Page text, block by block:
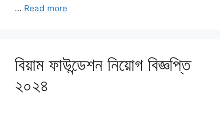
… Read more
বিয়াম ফাউন্ডেশন নিয়োগ বিজ্ঞপ্তি
২০২৪